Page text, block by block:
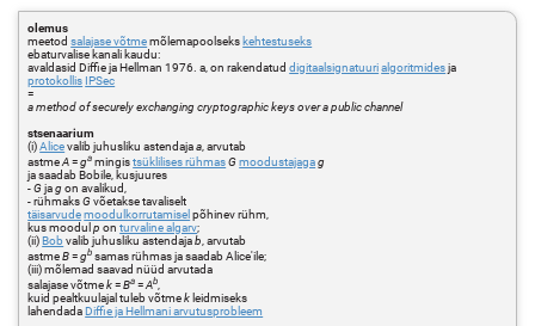
olemus
meetodsalajase võtmemõlemapoolseks kehtestuseks
ebaturvalise kanali kaudu:
avaldasid Diffie ja Hellman 1976. a, on rakendatuddigitaalsignatuurialgoritmidesja
protokollis IPSec
=
a method of securely exchanging cryptographic keys over a public channel
stsenaarium
(i)Alicevalib juhusliku astendajaa , arvutab
astmeA=ga mingistsüklilises rühmasGmoodustajagag
ja saadab Bobile, kusjuures
-Gjagon avalikud,
- rühmaksGvõetakse tavaliselt
täisarvudemoodulkorrutamisel põhinev rühm,
kus moodulp onturvaline algarv;
(ii)Bob valib juhusliku astendajab , arvutab
astmeB=gb samas rühmas ja saadab Alice'ile;
(iii) mõlemad saavad nüüd arvutada
salajase võtmek=Ba =Ab,
kuid pealtkuulajal tuleb võtmek leidmiseks
lahendadaDiffie ja Hellmani arvutusprobleem